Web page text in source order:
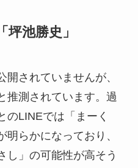
池勝史」
されていませんが、
推測されています。過
のLINEでは「まーく
明らかになっており、
し」の可能性が高そう